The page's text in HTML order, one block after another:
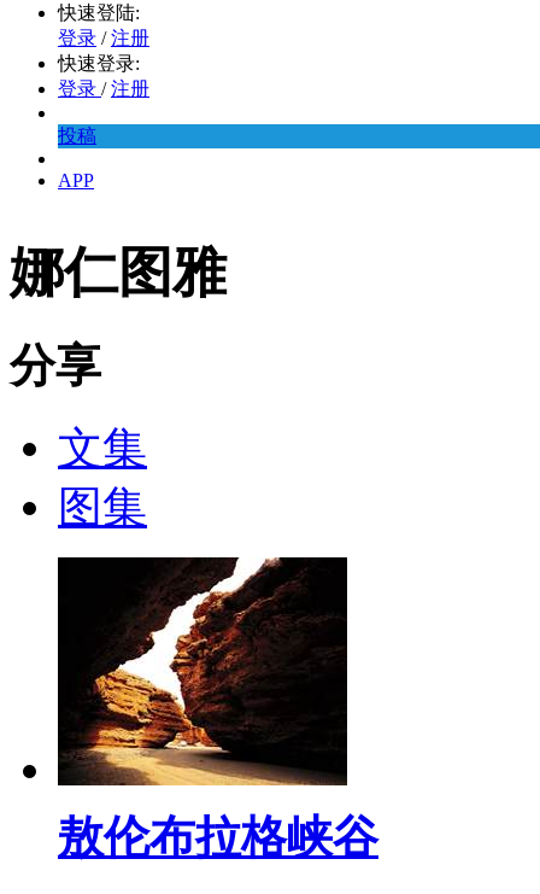
快速登陆:
登录 / 注册
快速登录:
登录 / 注册
投稿
APP
娜仁图雅
分享
文集
图集
敖伦布拉格峡谷